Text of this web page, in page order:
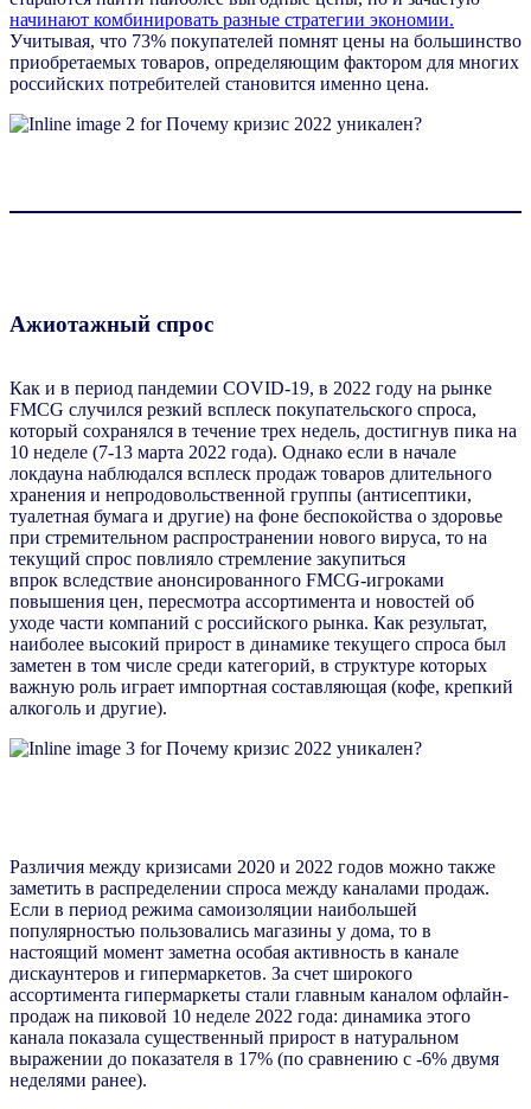
начинают комбинировать разные стратегии экономии.
Учитывая, что 73% покупателей помнят цены на большинство
приобретаемых товаров, определяющим фактором для многих
российских потребителей становится именно цена.
Ажиотажный спрос
Как и в период пандемии COVID-19, в 2022 году на рынке
FMCG случился резкий всплеск покупательского спроса,
который сохранялся в течение трех недель, достигнув пика на
10 неделе (7-13 марта 2022 года). Однако если в начале
локдауна наблюдался всплеск продаж товаров длительного
хранения и непродовольственной группы (антисептики,
туалетная бумага и другие) на фоне беспокойства о здоровье
при стремительном распространении нового вируса, то на
текущий спрос повлияло стремление закупиться
впрок вследствие анонсированного FMCG-игроками
повышения цен, пересмотра ассортимента и новостей об
уходе части компаний с российского рынка. Как результат,
наиболее высокий прирост в динамике текущего спроса был
заметен в том числе среди категорий, в структуре которых
важную роль играет импортная составляющая (кофе, крепкий
алкоголь и другие).
Различия между кризисами 2020 и 2022 годов можно также
заметить в распределении спроса между каналами продаж.
Если в период режима самоизоляции наибольшей
популярностью пользовались магазины у дома, то в
настоящий момент заметна особая активность в канале
дискаунтеров и гипермаркетов. За счет широкого
ассортимента гипермаркеты стали главным каналом офлайн-
продаж на пиковой 10 неделе 2022 года: динамика этого
канала показала существенный прирост в натуральном
выражении до показателя в 17% (по сравнению с -6% двумя
неделями ранее).